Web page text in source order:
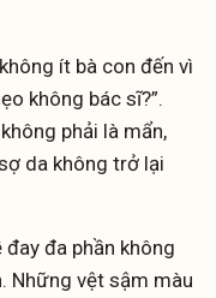
ít bà con đến vì
không bác sĩ?”.
phải là mẩn,
da không trở lại
đa phần không
Những vệt sậm màu